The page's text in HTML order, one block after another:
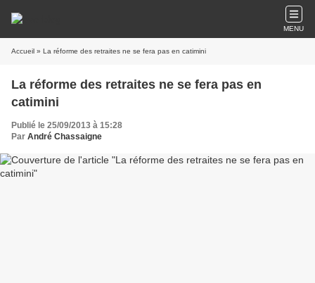
MENU
Accueil » La réforme des retraites ne se fera pas en catimini
La réforme des retraites ne se fera pas en
catimini
Publié le 25/09/2013 à 15:28
Par André Chassaigne